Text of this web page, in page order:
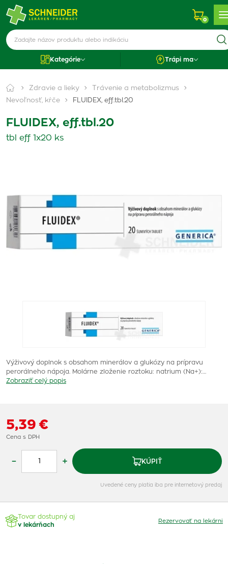
0
Kategórie Trápi ma
Zdravie a lieky
Trávenie a metabolizmus
Nevoľnosť, kŕče
FLUIDEX, eff.tbl.20
FLUIDEX, eff.tbl.20
tbl eff 1x20 ks
Výživový doplnok s obsahom minerálov a glukózy na prípravu
perorálneho nápoja. Molárne zloženie roztoku: natrium (Na+):…
Zobraziť celý popis
5,39 €
Cena s DPH
– + KÚPIŤ
Uvedené ceny platia iba pre internetový predaj
Tovar dostupný aj
v lekárňach
Rezervovať na lekárni